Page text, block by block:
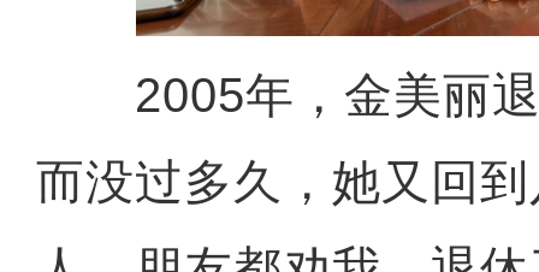
2005年，金美丽退
而没过多久，她又回